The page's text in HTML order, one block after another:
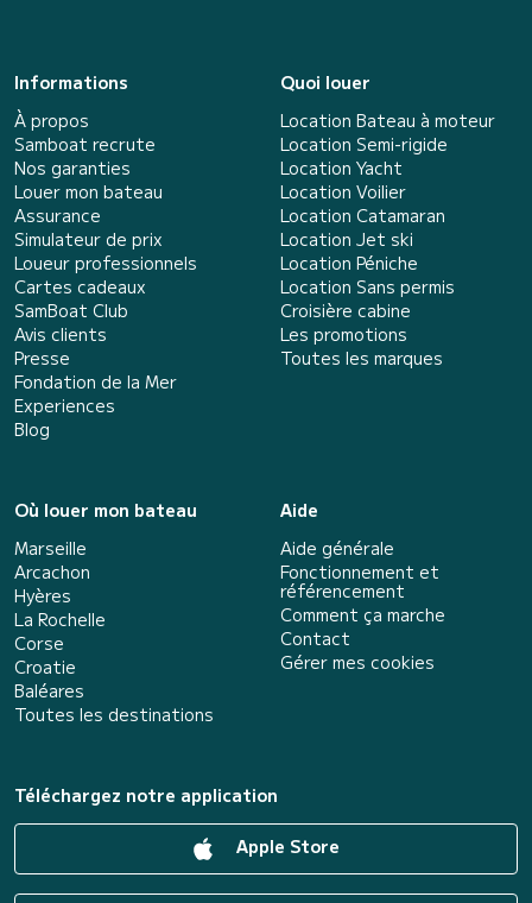
Informations
À propos
Samboat recrute
Nos garanties
Louer mon bateau
Assurance
Simulateur de prix
Loueur professionnels
Cartes cadeaux
SamBoat Club
Avis clients
Presse
Fondation de la Mer
Experiences
Blog
Quoi louer
Location Bateau à moteur
Location Semi-rigide
Location Yacht
Location Voilier
Location Catamaran
Location Jet ski
Location Péniche
Location Sans permis
Croisière cabine
Les promotions
Toutes les marques
Où louer mon bateau
Marseille
Arcachon
Hyères
La Rochelle
Corse
Croatie
Baléares
Toutes les destinations
Aide
Aide générale
Fonctionnement et
référencement
Comment ça marche
Contact
Gérer mes cookies
Téléchargez notre application
Apple Store